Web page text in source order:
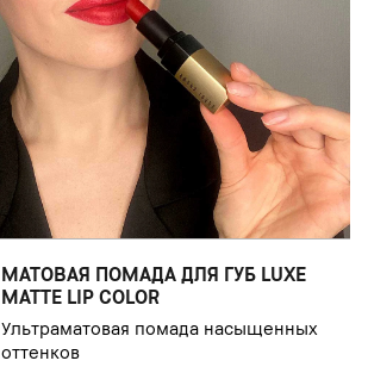
МАТОВАЯ ПОМАДА ДЛЯ ГУБ LUXE
MATTE LIP COLOR
Ультраматовая помада насыщенных
оттенков